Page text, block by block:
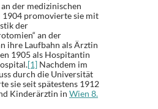
der medizinischen
promovierte sie mit
der
an der
ihre Laufbahn als Ärztin
1905 als Hospitantin
[1] Nachdem im
durch die Universität
sie seit spätestens 1912
Kinderärztin in Wien 8.